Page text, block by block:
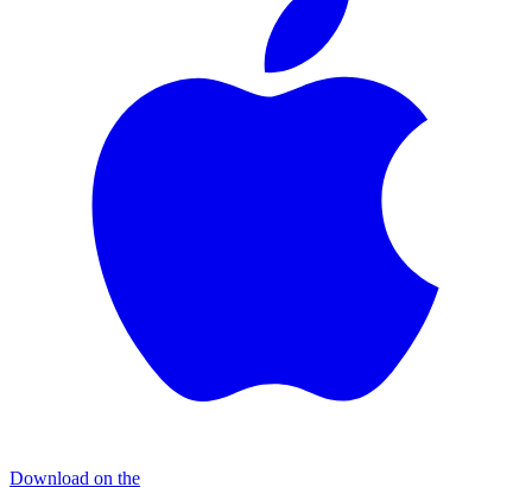
Download on the